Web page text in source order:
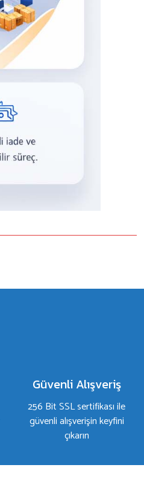
Güvenli Alışveriş
256 Bit SSL sertifikası ile
güvenli alışverişin keyfini
çıkarın